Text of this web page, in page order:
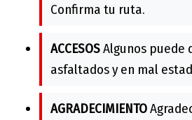
Confirma tu ruta.
ACCESOSAlgunos puede
asfaltados y en mal
AGRADECIMIENTO